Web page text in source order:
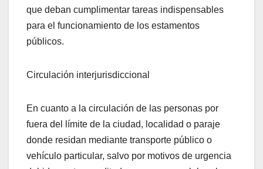
que deban cumplimentar tareas indispensables
para el funcionamiento de los estamentos
públicos.
Circulación interjurisdiccional
En cuanto a la circulación de las personas por
fuera del límite de la ciudad, localidad o paraje
donde residan mediante transporte público o
vehículo particular, salvo por motivos de urgencia